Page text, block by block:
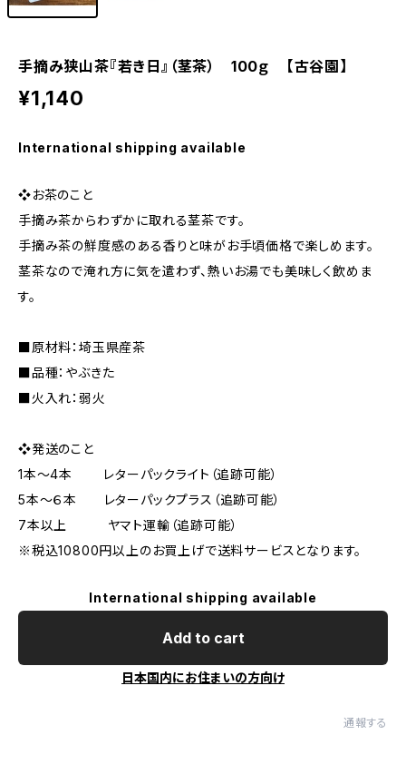
手摘み狭山茶『若き日』（茎茶） 100ｇ 【古谷園】
¥1,140
International shipping available
❖お茶のこと
手摘み茶からわずかに取れる茎茶です。
手摘み茶の鮮度感のある香りと味がお手頃価格で楽しめます。
茎茶なので淹れ方に気を遣わず、熱いお湯でも美味しく飲めま
す。
■原材料：埼玉県産茶
■品種：やぶきた
■火入れ：弱火
❖発送のこと
1本～4本 レターパックライト（追跡可能）
5本～６本 レターパックプラス（追跡可能）
7本以上 ヤマト運輸（追跡可能）
※税込10800円以上のお買上げで送料サービスとなります。
International shipping available
Add to cart
日本国内にお住まいの方向け
通報する